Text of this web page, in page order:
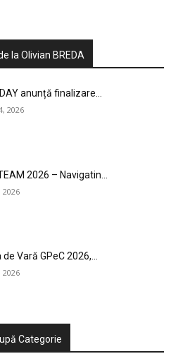
la Olivian BREDA
anunță finalizare...
2026
2026 – Navigatin...
2026
de Vară GPeC 2026,...
2026
Categorie